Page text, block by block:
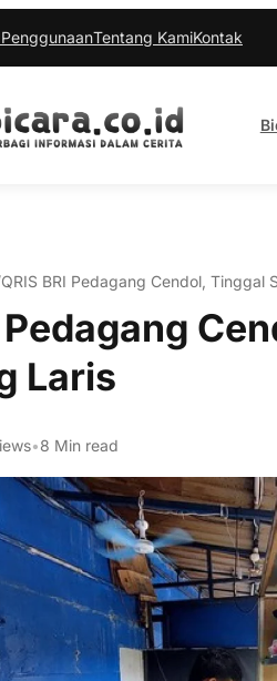
Tentang KamiKontak
QRIS BRI Pedagang Cendol, Tinggal
Pedagang
Laris
•8 Min read